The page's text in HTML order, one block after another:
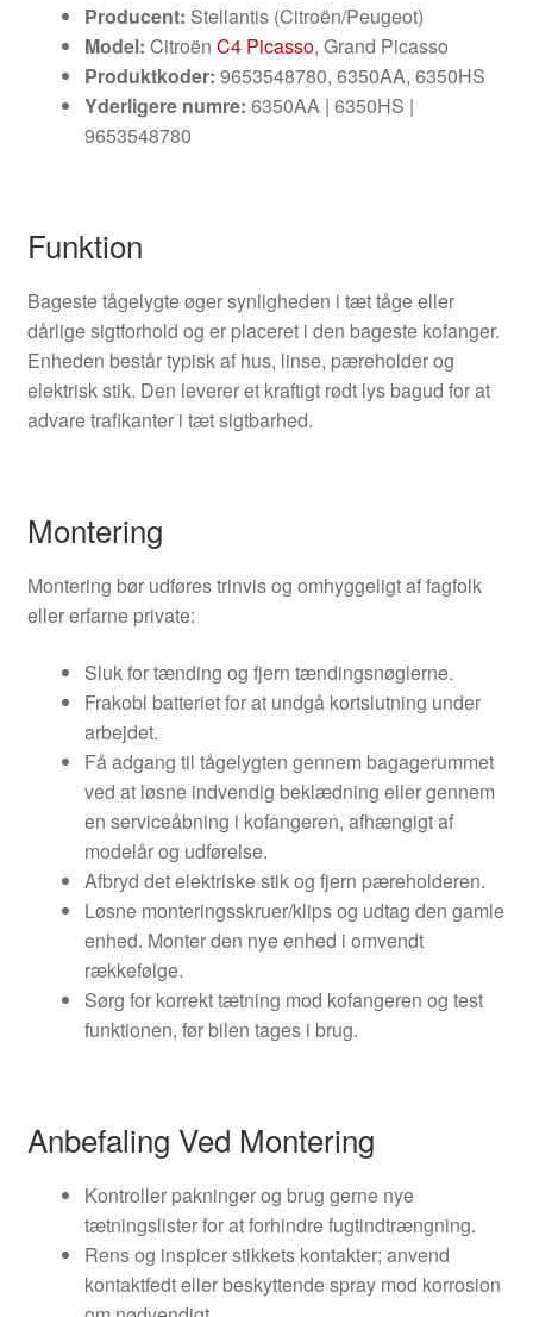
Producent: Stellantis (Citroën/Peugeot)
Model: Citroën C4 Picasso, Grand Picasso
Produktkoder: 9653548780, 6350AA, 6350HS
Yderligere numre: 6350AA | 6350HS |
9653548780
Funktion
Bageste tågelygte øger synligheden i tæt tåge eller
dårlige sigtforhold og er placeret i den bageste kofanger.
Enheden består typisk af hus, linse, pæreholder og
elektrisk stik. Den leverer et kraftigt rødt lys bagud for at
advare trafikanter i tæt sigtbarhed.
Montering
Montering bør udføres trinvis og omhyggeligt af fagfolk
eller erfarne private:
Sluk for tænding og fjern tændingsnøglerne.
Frakobl batteriet for at undgå kortslutning under
arbejdet.
Få adgang til tågelygten gennem bagagerummet
ved at løsne indvendig beklædning eller gennem
en serviceåbning i kofangeren, afhængigt af
modelår og udførelse.
Afbryd det elektriske stik og fjern pæreholderen.
Løsne monteringsskruer/klips og udtag den gamle
enhed. Monter den nye enhed i omvendt
rækkefølge.
Sørg for korrekt tætning mod kofangeren og test
funktionen, før bilen tages i brug.
Anbefaling Ved Montering
Kontroller pakninger og brug gerne nye
tætningslister for at forhindre fugtindtrængning.
Rens og inspicer stikkets kontakter; anvend
kontaktfedt eller beskyttende spray mod korrosion